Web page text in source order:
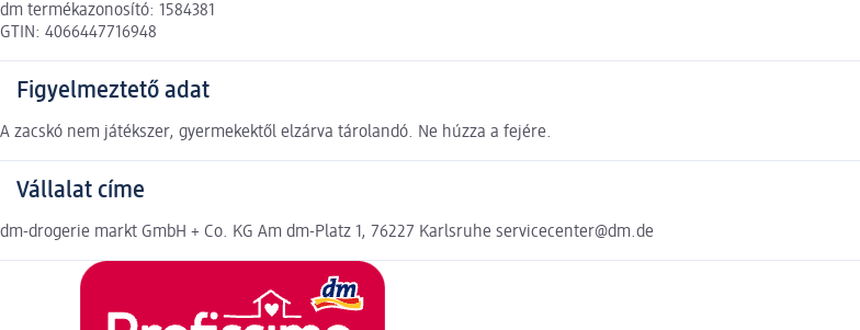
dm termékazonosító: 1584381
GTIN: 4066447716948
Figyelmeztető adat
A zacskó nem játékszer, gyermekektől elzárva tárolandó. Ne húzza a fejére.
Vállalat címe
dm-drogerie markt GmbH + Co. KG Am dm-Platz 1, 76227 Karlsruhe servicecenter@dm.de